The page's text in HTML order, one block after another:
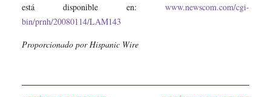
está disponible en:www.newscom.com/cgi-
bin/prnh/20080114/LAM143
Proporcionado por Hispanic Wire